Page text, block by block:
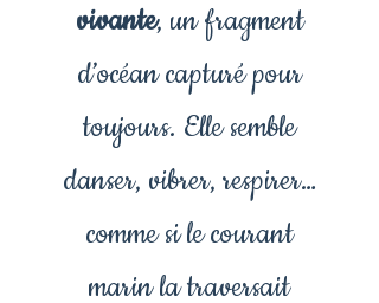
vivante, un fragment
d’océan capturé pour
toujours. Elle semble
danser, vibrer, respirer…
comme si le courant
marin la traversait